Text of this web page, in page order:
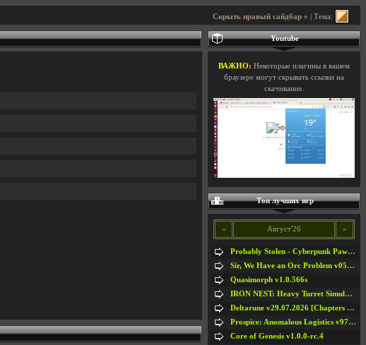
Скрыть правый сайдбар » | Тема:
Youtube
ВАЖНО: Некоторые плагины в вашем
браузере могут скрывать ссылки на
скачивание.
Топ лучших игр
« Август'26 »
Probably Stolen - Cyberpunk Pawnshop Simulator v048c [Playtest]
Sir, We Have an Orc Problem v05.08.2026
Quasimorph v1.0.566s
IRON NEST: Heavy Turret Simulator v1.0a
Deltarune v29.07.2026 [Chapters 1-5] / + RUS [Chapters 1-5]
Prospice: Anomalous Logistics v97 [Playtest]
Core of Genesis v1.0.0-rc.4